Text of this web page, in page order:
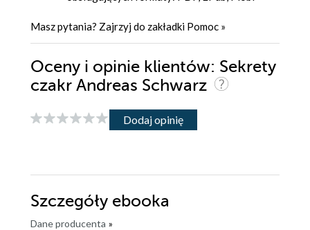
Masz pytania? Zajrzyj do zakładki Pomoc »
Oceny i opinie klientów: Sekrety
czakr Andreas Schwarz
Dodaj opinię
Szczegóły ebooka
Dane producenta »